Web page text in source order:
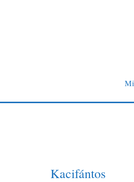
Kacifántos